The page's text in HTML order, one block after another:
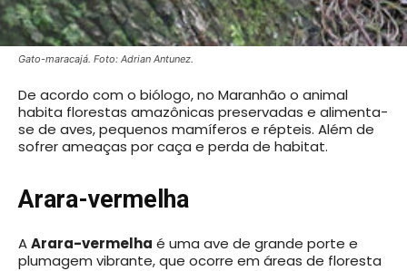
Gato-maracajá. Foto: Adrian Antunez.
De acordo com o biólogo, no Maranhão o animal
habita florestas amazônicas preservadas e alimenta-
se de aves, pequenos mamíferos e répteis. Além de
sofrer ameaças por caça e perda de habitat.
Arara-vermelha
AArara-vermelha é uma ave de grande porte e
plumagem vibrante, que ocorre em áreas de floresta